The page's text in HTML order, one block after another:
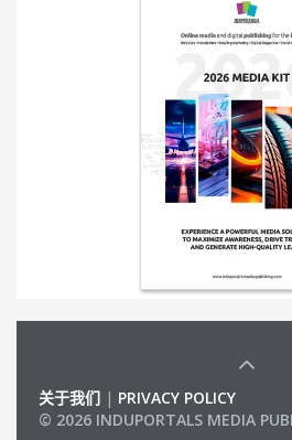
关于我们 | PRIVACY POLICY
© 2026 INDUPORTALS MEDIA